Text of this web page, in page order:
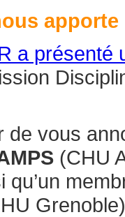
a
vous
(CHU
qu’un
Grenoble)